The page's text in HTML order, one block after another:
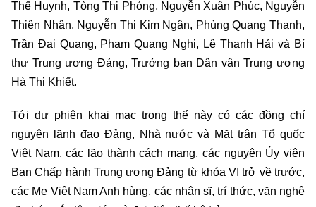
Thế Huynh, Tòng Thị Phóng, Nguyễn Xuân Phúc, Nguyễn
Thiện Nhân, Nguyễn Thị Kim Ngân, Phùng Quang Thanh,
Trần Đại Quang, Phạm Quang Nghị, Lê Thanh Hải và Bí
thư Trung ương Đảng, Trưởng ban Dân vận Trung ương
Hà Thị Khiết.
Tới dự phiên khai mạc trọng thể này có các đồng chí
nguyên lãnh đạo Đảng, Nhà nước và Mặt trận Tổ quốc
Việt Nam, các lão thành cách mạng, các nguyên Ủy viên
Ban Chấp hành Trung ương Đảng từ khóa VI trở về trước,
các Mẹ Việt Nam Anh hùng, các nhân sĩ, trí thức, văn nghệ